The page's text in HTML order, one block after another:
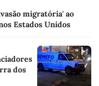
migratória' ao
Estados Unidos
dos